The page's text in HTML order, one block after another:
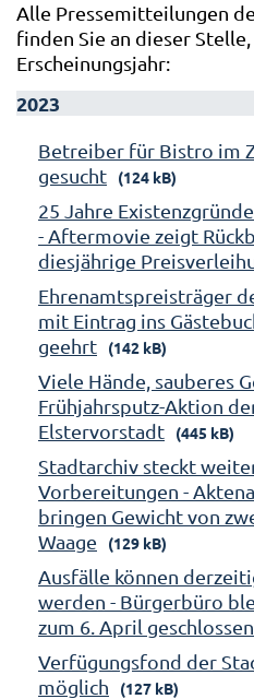
Alle Pressemitteilungen
finden Sie an dieser
Erscheinungsjahr:
2023
Betreiber für Bistro im
gesucht
(124 kB)
25 Jahre
- Aftermovie zeigt
diesjährige
Ehrenamtspreisträger
mit Eintrag ins
geehrt
(142 kB)
Viele Hände, sauberes
Frühjahrsputz-Aktion
Elstervorstadt
(445 kB)
Stadtarchiv steckt
Vorbereitungen -
bringen Gewicht von
Waage
(129 kB)
Ausfälle können
werden - Bürgerbüro
zum 6. April geschlossen
Verfügungsfond der
möglich
(127 kB)